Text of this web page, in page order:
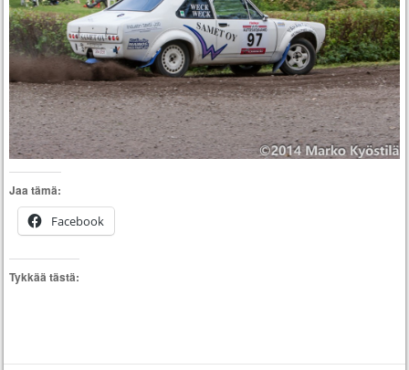
Jaa tämä:
Facebook
Tykkää tästä: